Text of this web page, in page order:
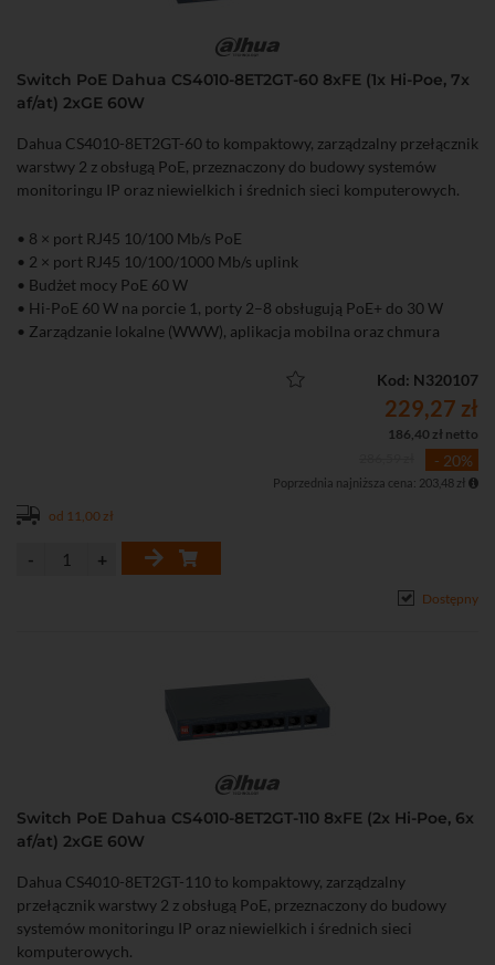
Switch PoE Dahua CS4010-8ET2GT-60 8xFE (1x Hi-Poe, 7x
af/at) 2xGE 60W
Dahua CS4010-8ET2GT-60 to kompaktowy, zarządzalny przełącznik
warstwy 2 z obsługą PoE, przeznaczony do budowy systemów
monitoringu IP oraz niewielkich i średnich sieci komputerowych.
• 8 × port RJ45 10/100 Mb/s PoE
• 2 × port RJ45 10/100/1000 Mb/s uplink
• Budżet mocy PoE 60 W
• Hi-PoE 60 W na porcie 1, porty 2–8 obsługują PoE+ do 30 W
• Zarządzanie lokalne (WWW), aplikacja mobilna oraz chmura
• Tryb Extend – transmisja PoE do 250 m (10 Mb/s)
• Funkcja PoE Watchdog automatycznie restartująca zawieszone
• Metalowa obudowa przystosowana do montażu na biurku lub
ścianie.
Kod: N320107
229,27 zł
186,40 zł netto
- 20%
Poprzednia najniższa cena: 203,48 zł
od 11,00 zł
Dostępny
Switch PoE Dahua CS4010-8ET2GT-110 8xFE (2x Hi-Poe, 6x
af/at) 2xGE 60W
Dahua CS4010-8ET2GT-110 to kompaktowy, zarządzalny
przełącznik warstwy 2 z obsługą PoE, przeznaczony do budowy
systemów monitoringu IP oraz niewielkich i średnich sieci
komputerowych.